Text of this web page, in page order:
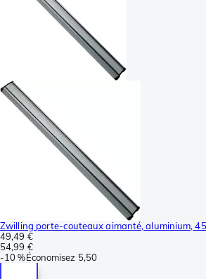
Zwilling porte-couteaux aimanté, aluminium,
49,49 €
54,99 €
-10 %Économisez 5,50